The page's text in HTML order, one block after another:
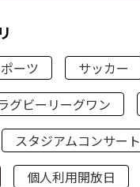
ーツ
サッカー
グビーリーグワン
スタジアムコンサート
個人利用開放日